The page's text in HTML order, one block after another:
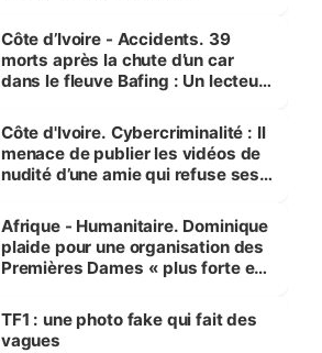
Côte d’Ivoire - Accidents. 39
morts après la chute d’un car
dans le fleuve Bafing : Un lecteur
des Transports
Côte d'Ivoire. Cybercriminalité : Il
menace de publier les vidéos de
nudité d’une amie qui refuse ses
Afrique - Humanitaire. Dominique
plaide pour une organisation des
Premières Dames « plus forte et
sur la scène internationale »
TF1 : une photo fake qui fait des
vagues